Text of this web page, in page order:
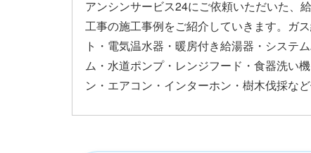
アンシンサービス24にご依頼いただいた、
工事の施工事例をご紹介していきます。ガ
ト・電気温水器・暖房付き給湯器・システ
ム・水道ポンプ・レンジフード・食器洗い
ン・エアコン・インターホン・樹木伐採な